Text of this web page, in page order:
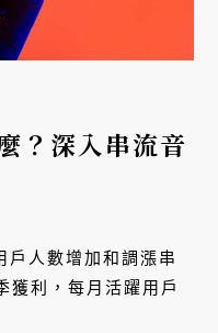
？深入串流音
人數增加和調漲串
獲利，每月活躍用戶